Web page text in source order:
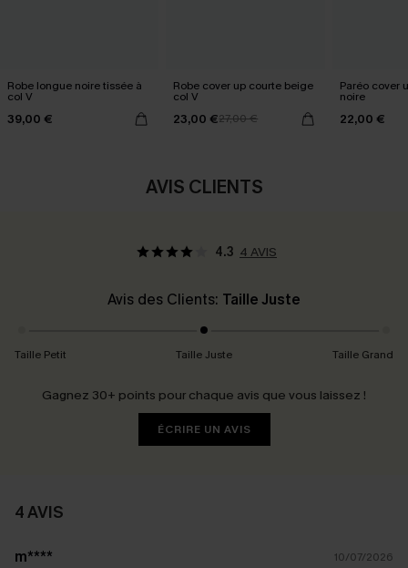
Robe longue noire tissée à
col V
39,00 €
Robe cover up courte beige
col V
23,00 €27,00 €
Paréo cover
noire
22,00 €
AVIS CLIENTS
4.3 4 AVIS
Avis des Clients: Taille Juste
Taille Petit Taille Juste Taille Grand
Gagnez 30+ points pour chaque avis que vous laissez !
ÉCRIRE UN AVIS
4 AVIS
m**** 10/07/2026